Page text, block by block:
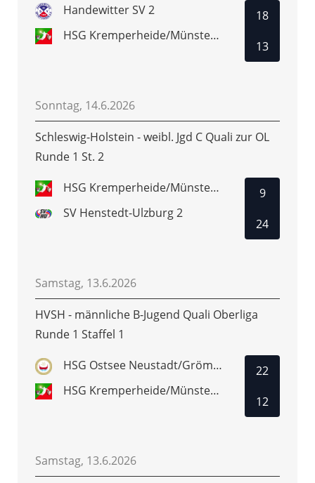
Handewitter SV 2
HSG Kremperheide/Münsterdorf
18
13
Sonntag, 14.6.2026
Schleswig-Holstein - weibl. Jgd C Quali zur OL
Runde 1 St. 2
HSG Kremperheide/Münsterdorf
SV Henstedt-Ulzburg 2
9
24
Samstag, 13.6.2026
HVSH - männliche B-Jugend Quali Oberliga
Runde 1 Staffel 1
HSG Ostsee Neustadt/Grömitz
HSG Kremperheide/Münsterdorf
22
12
Samstag, 13.6.2026